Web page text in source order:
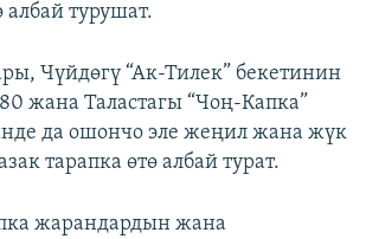
албай турушат.
Чүйдөгү “Ак-Тилек” бекетинин
жана Таластагы “Чоң-Капка”
да ошончо эле жеңил жана жүк
тарапка өтө албай турат.
жарандардын жана